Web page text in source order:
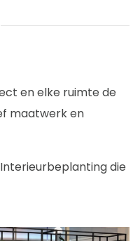
en elke ruimte de
maatwerk en
die